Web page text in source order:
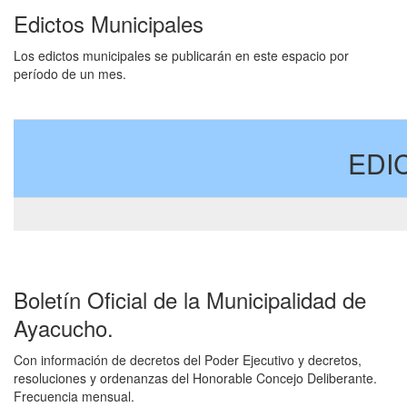
Edictos Municipales
Los edictos municipales se publicarán en este espacio por
período de un mes.
Boletín Oficial de la Municipalidad de
Ayacucho.
Con información de decretos del Poder Ejecutivo y decretos,
resoluciones y ordenanzas del Honorable Concejo Deliberante.
Frecuencia mensual.